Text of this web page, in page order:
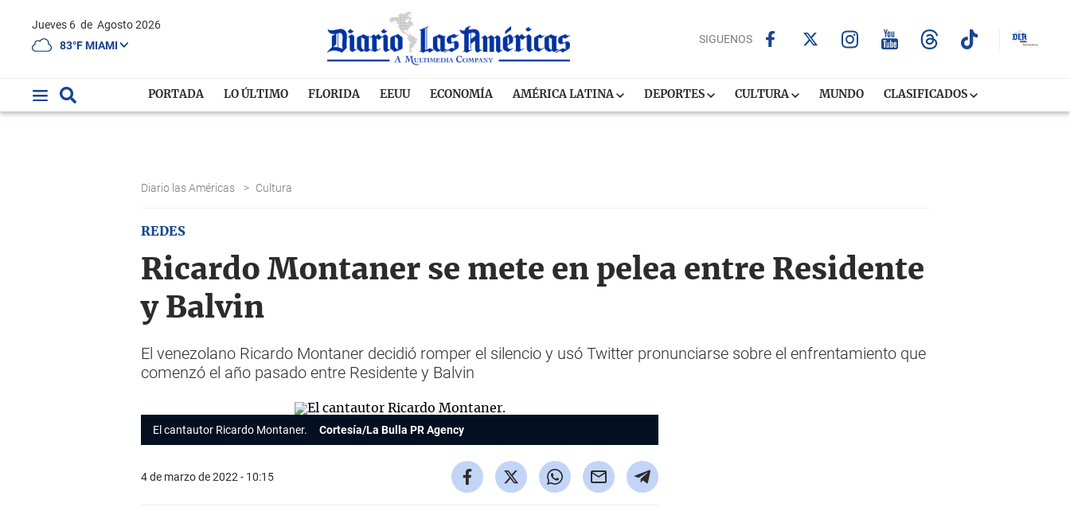
Jueves 6 de Agosto 2026
83°F MIAMI
SIGUENOS
PORTADA LO ÚLTIMO FLORIDA EEUU ECONOMÍA AMÉRICA LATINA DEPORTES CULTURA MUNDO CLASIFICADOS
Diario las Américas > Cultura
REDES
Ricardo Montaner se mete en pelea entre Residente
y Balvin
El venezolano Ricardo Montaner decidió romper el silencio y usó Twitter pronunciarse sobre el enfrentamiento que
comenzó el año pasado entre Residente y Balvin
El cantautor Ricardo Montaner. Cortesía/La Bulla PR Agency
4 de marzo de 2022 - 10:15